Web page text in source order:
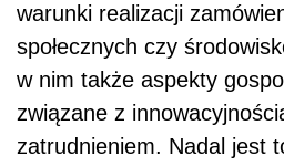
warunki realizacji
społecznych czy
w nim także aspekty
związane z
zatrudnieniem. Nadal jest